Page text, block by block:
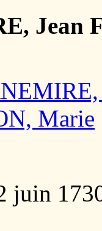
Jean
Marie
juin